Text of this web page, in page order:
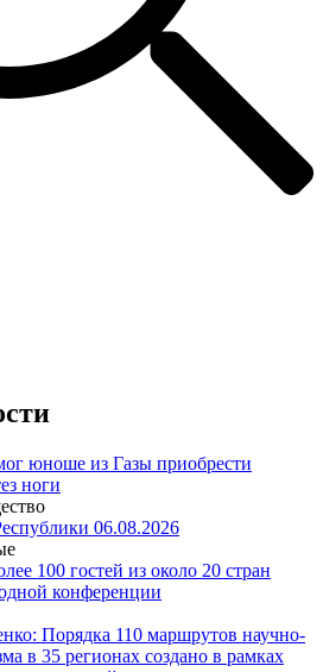
юноше из Газы приобрести
ноги
06.08.2026
100 гостей из около 20 стран
конференции
Порядка 110 маршрутов научно-
в 35 регионах создано в рамках